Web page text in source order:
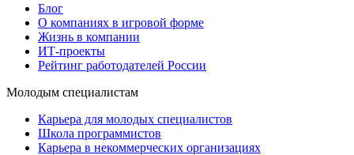
Блог
О компаниях в игровой форме
Жизнь в компании
ИТ-проекты
Рейтинг работодателей России
Молодым специалистам
Карьера для молодых специалистов
Школа программистов
Карьера в некоммерческих организациях